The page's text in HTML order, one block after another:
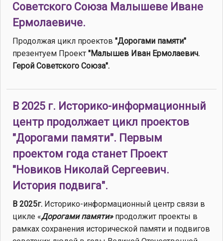
Советского Союза Малышеве Иване
Ермолаевиче.
Продолжая цикл проектов "Дорогами памяти"
презентуем Проект "Малышев Иван Ермолаевич.
Герой Советского Союза".
В 2025 г. Историко-информационный
центр продолжает цикл проектов
"Дорогами памяти". Первым
проектом года станет Проект
"Новиков Николай Сергеевич.
История подвига".
В 2025г. Историко-информационный центр связи в
цикле «Дорогами памяти»продолжит проекты в
рамках сохранения исторической памяти и подвигов